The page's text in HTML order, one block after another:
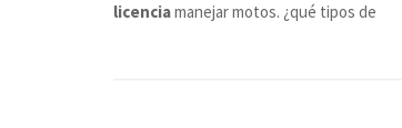
licenciamanejar motos. ¿qué tipos de